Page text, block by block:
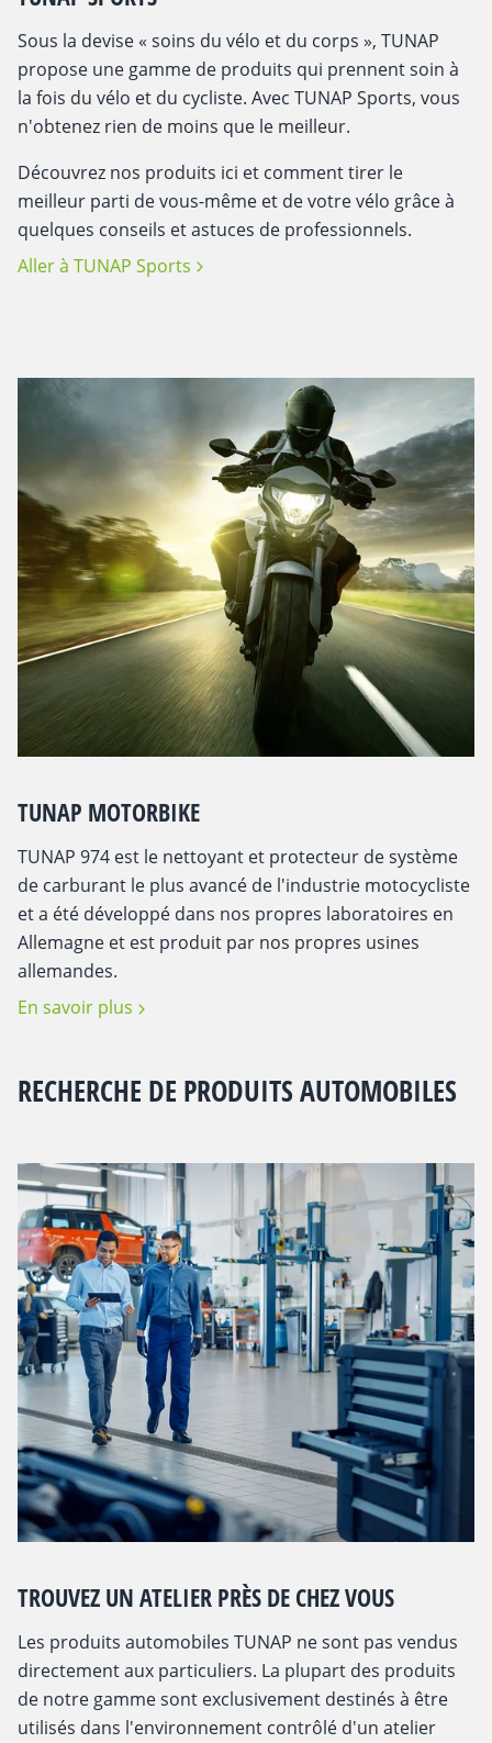
Sous la devise « soins du vélo et du corps », TUNAP
propose une gamme de produits qui prennent soin à
la fois du vélo et du cycliste. Avec TUNAP Sports, vous
n'obtenez rien de moins que le meilleur.
Découvrez nos produits ici et comment tirer le
meilleur parti de vous-même et de votre vélo grâce à
quelques conseils et astuces de professionnels.
Aller à TUNAP Sports
TUNAP MOTORBIKE
TUNAP 974 est le nettoyant et protecteur de système
de carburant le plus avancé de l'industrie motocycliste
et a été développé dans nos propres laboratoires en
Allemagne et est produit par nos propres usines
allemandes.
En savoir plus
RECHERCHE DE PRODUITS AUTOMOBILES
TROUVEZ UN ATELIER PRÈS DE CHEZ VOUS
Les produits automobiles TUNAP ne sont pas vendus
directement aux particuliers. La plupart des produits
de notre gamme sont exclusivement destinés à être
utilisés dans l'environnement contrôlé d'un atelier